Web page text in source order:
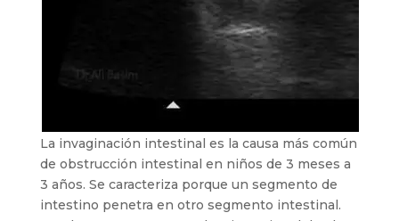
La invaginación intestinal es la causa más común
de obstrucción intestinal en niños de 3 meses a
3 años. Se caracteriza porque un segmento de
intestino penetra en otro segmento intestinal.